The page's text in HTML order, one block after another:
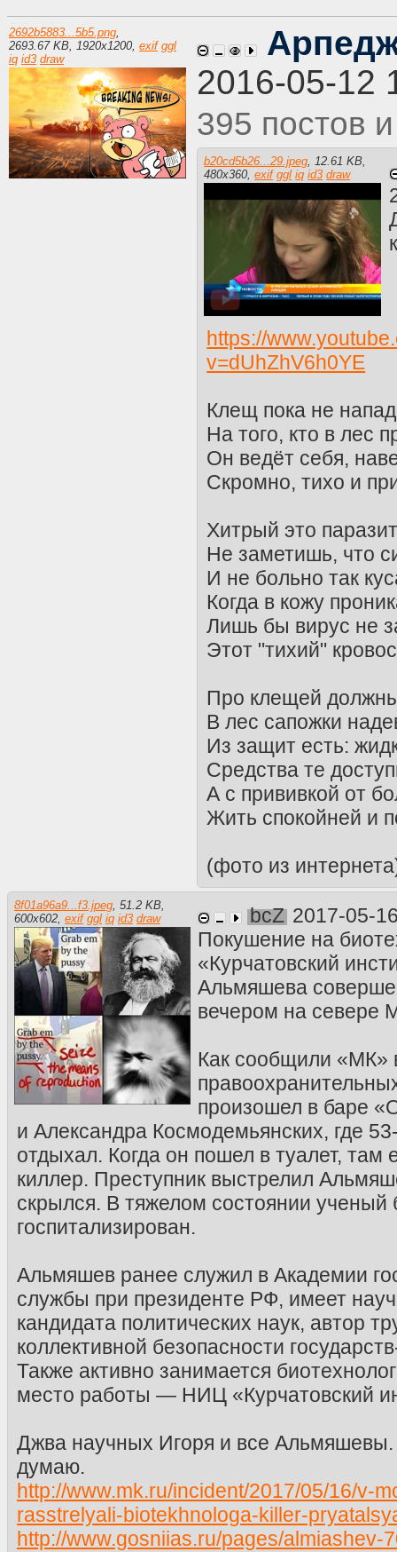
2692b5883...5b5.png
2693.67 KB
1920x1200 exif ggl
iq id3 draw
2016-05-12
395
b20cd5b26...29.jpeg,12.61 KB,
480x360,exif ggl iq id3 draw
https://
v=dUhZhV6h0YE
Клещ пока не
На того, кто в лес
Он ведёт себя,
Скромно, тихо и
Хитрый это
Не заметишь, что
И не больно так
Когда в кожу
Лишь бы вирус не
Этот "тихий"
Про клещей
В лес сапожки
Из защит есть:
Средства те
А с прививкой от
Жить спокойней и
(фото из
8f01a96a9...f3.jpeg, 51.2 KB,
600x602, exif ggl iq id3 draw bcZ 2017-05-
Покушение на
«Курчатовский
Альмяшева
вечером на севере
Как сообщили «МК»
произошел в баре
и Александра Космодемьянских, где
отдыхал. Когда он пошел в туалет, там
киллер. Преступник выстрелил
скрылся. В тяжелом состоянии ученый
госпитализирован.
Альмяшев ранее служил в Академии
службы при президенте РФ, имеет
кандидата политических наук, автор
коллективной безопасности
Также активно занимается
место работы — НИЦ «Курчатовский
Джва научных Игоря и все
думаю.
http://www.mk.ru/incident/2017/05/16/v-
rasstrelyali-biotekhnologa-killer-
http://www.gosniias.ru/pages/almiashev-